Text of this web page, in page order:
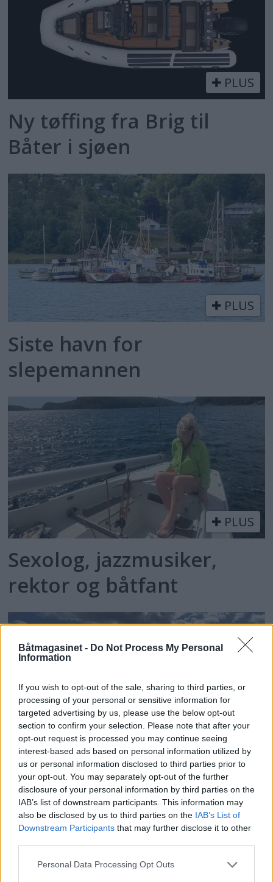
Båtmagasinet - Do Not Process My Personal
Information
If you wish to opt-out of the sale, sharing to third parties, or
processing of your personal or sensitive information for
targeted advertising by us, please use the below opt-out
section to confirm your selection. Please note that after your
opt-out request is processed you may continue seeing
interest-based ads based on personal information utilized by
us or personal information disclosed to third parties prior to
your opt-out. You may separately opt-out of the further
disclosure of your personal information by third parties on the
IAB’s list of downstream participants. This information may
also be disclosed by us to third parties on the IAB’s List of
Downstream Participants that may further disclose it to other
Personal Data Processing Opt Outs
PLUS
Ny tøffing fra Brig til
Båter i sjøen
PLUS
Siste havn for
slepemannen
PLUS
Sexolog, jazzmusiker,
rektor og båtfant
PLUS
Motorbåtdefilering i Risør